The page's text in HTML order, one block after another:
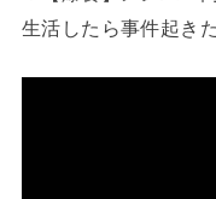
生活したら事件起き